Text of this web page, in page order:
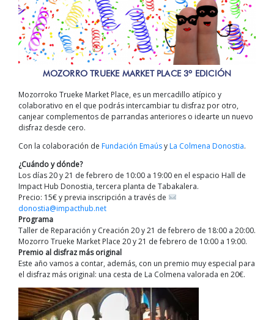
MOZORRO TRUEKE MARKET PLACE 3º EDICIÓN
Mozorroko Trueke Market Place, es un mercadillo atípico y
colaborativo en el que podrás intercambiar tu disfraz por otro,
canjear complementos de parrandas anteriores o idearte un nuevo
disfraz desde cero.
Con la colaboración de Fundación EmaúsyLa Colmena Donostia.
¿Cuándo y dónde?
Los días 20 y 21 de febrero de 10:00 a 19:00 en el espacio Hall de
Impact Hub Donostia, tercera planta de Tabakalera.
Precio: 15€ y previa inscripción a través de
donostia@impacthub.net
Programa
Taller de Reparación y Creación 20 y 21 de febrero de 18:00 a 20:00.
Mozorro Trueke Market Place 20 y 21 de febrero de 10:00 a 19:00.
Premio al disfraz más original
Este año vamos a contar, además, con un premio muy especial para
el disfraz más original: una cesta de La Colmena valorada en 20€.